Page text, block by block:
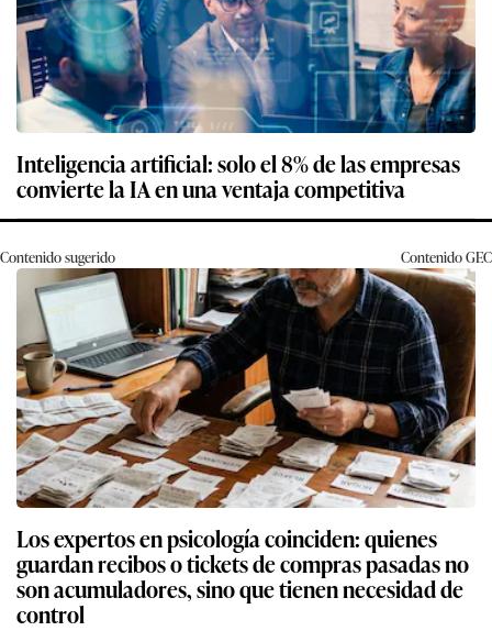
Inteligencia artificial: solo el 8% de las empresas
convierte la IA en una ventaja competitiva
Contenido sugerido ContenidoGEC
Los expertos en psicología coinciden: quienes
guardan recibos o tickets de compras pasadas no
son acumuladores, sino que tienen necesidad de
control